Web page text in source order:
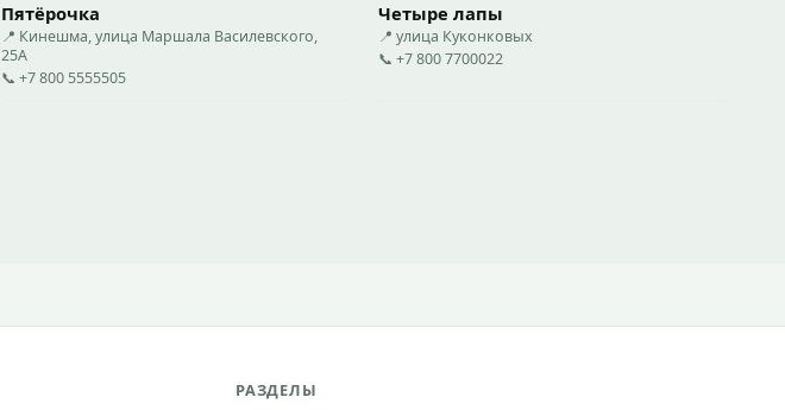
Пятёрочка
📍 Кинешма, улица Маршала Василевского,
25А
📞 +7 800 5555505
Четыре лапы
📍 улица Куконковых
📞 +7 800 7700022
РАЗДЕЛЫ